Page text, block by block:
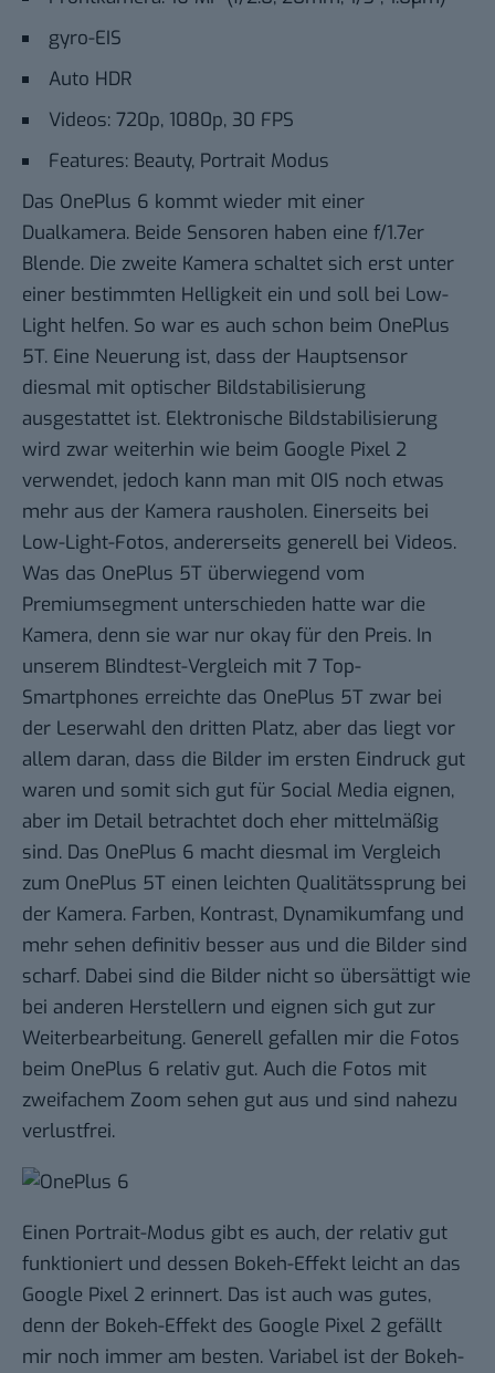
gyro-EIS
Auto HDR
Videos: 720p, 1080p, 30 FPS
Features: Beauty, Portrait Modus
Das OnePlus 6 kommt wieder mit einer
Dualkamera. Beide Sensoren haben eine f/1.7er
Blende. Die zweite Kamera schaltet sich erst unter
einer bestimmten Helligkeit ein und soll bei Low-
Light helfen. So war es auch schon beim OnePlus
5T. Eine Neuerung ist, dass der Hauptsensor
diesmal mit optischer Bildstabilisierung
ausgestattet ist. Elektronische Bildstabilisierung
wird zwar weiterhin wie beim Google Pixel 2
verwendet, jedoch kann man mit OIS noch etwas
mehr aus der Kamera rausholen. Einerseits bei
Low-Light-Fotos, andererseits generell bei Videos.
Was das OnePlus 5T überwiegend vom
Premiumsegment unterschieden hatte war die
Kamera, denn sie war nur okay für den Preis. In
unserem Blindtest-Vergleich mit 7 Top-
Smartphones erreichte das OnePlus 5T zwar bei
der Leserwahl den dritten Platz, aber das liegt vor
allem daran, dass die Bilder im ersten Eindruck gut
waren und somit sich gut für Social Media eignen,
aber im Detail betrachtet doch eher mittelmäßig
sind. Das OnePlus 6 macht diesmal im Vergleich
zum OnePlus 5T einen leichten Qualitätssprung bei
der Kamera. Farben, Kontrast, Dynamikumfang und
mehr sehen definitiv besser aus und die Bilder sind
scharf. Dabei sind die Bilder nicht so übersättigt wie
bei anderen Herstellern und eignen sich gut zur
Weiterbearbeitung. Generell gefallen mir die Fotos
beim OnePlus 6 relativ gut. Auch die Fotos mit
zweifachem Zoom sehen gut aus und sind nahezu
verlustfrei.
Einen Portrait-Modus gibt es auch, der relativ gut
funktioniert und dessen Bokeh-Effekt leicht an das
Google Pixel 2 erinnert. Das ist auch was gutes,
denn der Bokeh-Effekt des Google Pixel 2 gefällt
mir noch immer am besten. Variabel ist der Bokeh-